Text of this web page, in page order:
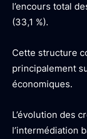
l’encours total
(33,1 %).
Cette structure
principalement
économiques.
L’évolution des
l’intermédiation